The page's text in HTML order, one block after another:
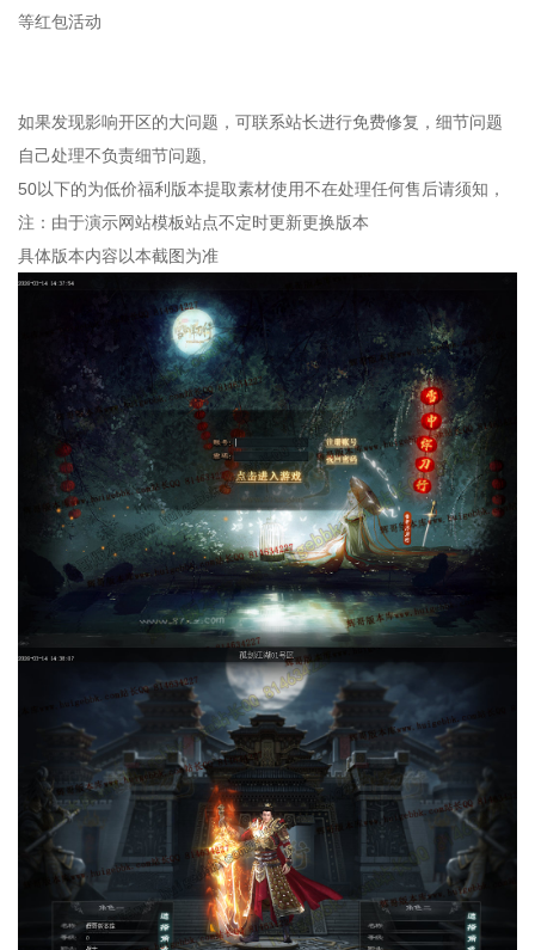
等红包活动
如果发现影响开区的大问题，可联系站长进行免费修复，细节问题
自己处理不负责细节问题,
50以下的为低价福利版本提取素材使用不在处理任何售后请须知，
注：由于演示网站模板站点不定时更新更换版本
具体版本内容以本截图为准